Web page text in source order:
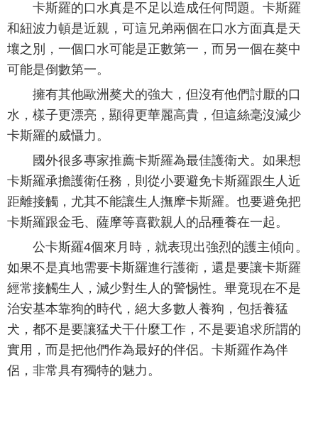
卡斯羅的口水真是不足以造成任何問題。卡斯羅
和紐波力頓是近親，可這兄弟兩個在口水方面真是天
壤之別，一個口水可能是正數第一，而另一個在獒中
可能是倒數第一。
擁有其他歐洲獒犬的強大，但沒有他們討厭的口
水，樣子更漂亮，顯得更華麗高貴，但這絲毫沒減少
卡斯羅的威懾力。
國外很多專家推薦卡斯羅為最佳護衛犬。如果想
卡斯羅承擔護衛任務，則從小要避免卡斯羅跟生人近
距離接觸，尤其不能讓生人撫摩卡斯羅。也要避免把
卡斯羅跟金毛、薩摩等喜歡親人的品種養在一起。
公卡斯羅4個來月時，就表現出強烈的護主傾向。
如果不是真地需要卡斯羅進行護衛，還是要讓卡斯羅
經常接觸生人，減少對生人的警惕性。畢竟現在不是
治安基本靠狗的時代，絕大多數人養狗，包括養猛
犬，都不是要讓猛犬干什麼工作，不是要追求所謂的
實用，而是把他們作為最好的伴侶。卡斯羅作為伴
侶，非常具有獨特的魅力。